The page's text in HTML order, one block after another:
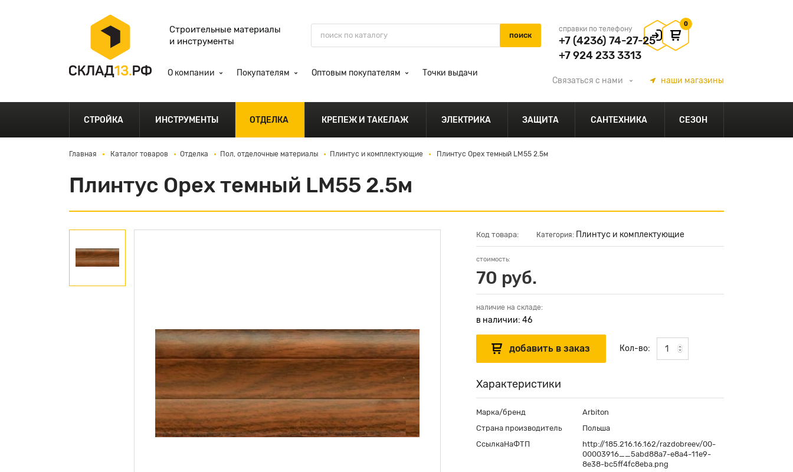
Строительные материалы
и инструменты
справки по телефону
+7 (4236) 74-27-25
+7 924 233 3313
0
О компании Покупателям Оптовым покупателям Точки выдачи
Связаться с нами наши магазины
СТРОЙКА ИНСТРУМЕНТЫ ОТДЕЛКА КРЕПЕЖ И ТАКЕЛАЖ ЭЛЕКТРИКА ЗАЩИТА САНТЕХНИКА СЕЗОН
Главная Каталог товаров Отделка Пол, отделочные материалы Плинтус и комплектующие Плинтус Орех темный LM55 2.5м
Плинтус Орех темный LM55 2.5м
Код товара: Категория: Плинтус и комплектующие
стоимость:
70 руб.
наличие на складе:
в наличии: 46
Кол-во:
Характеристики
Марка/бренд
Arbiton
Страна производитель
Польша
СсылкаНаФТП
http://185.216.16.162/razdobreev/00-
00003916__5abd88a7-e8a4-11e9-
8e38-bc5ff4fc8eba.png